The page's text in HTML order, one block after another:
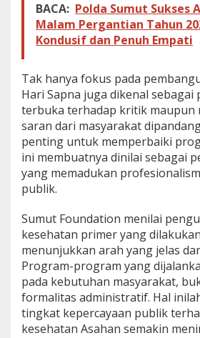
BACA: Polda Sumut Sukses
Malam Pergantian Tahun
Kondusif dan Penuh Empati
Tak hanya fokus pada
Hari Sapna juga dikenal sebagai
terbuka terhadap kritik maupun
saran dari masyarakat
penting untuk memperbaiki
ini membuatnya dinilai sebagai
yang memadukan
publik.
Sumut Foundation menilai
kesehatan primer yang
menunjukkan arah yang jelas
Program-program yang
pada kebutuhan masyarakat,
formalitas administratif. Hal
tingkat kepercayaan publik
kesehatan Asahan semakin